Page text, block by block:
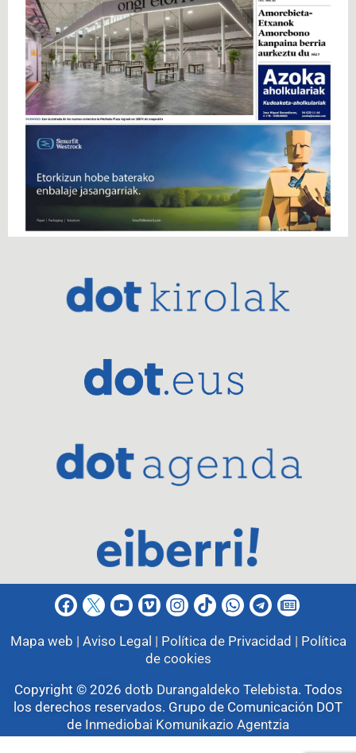
Mapa web | Aviso Legal | Política de Privacidad | Política
de cookies
Copyright © 2026 dotb Durangaldeko Telebista. Todos
los derechos reservados. Grupo de Comunicación DOT
de Inmediobai Komunikazio Agentzia